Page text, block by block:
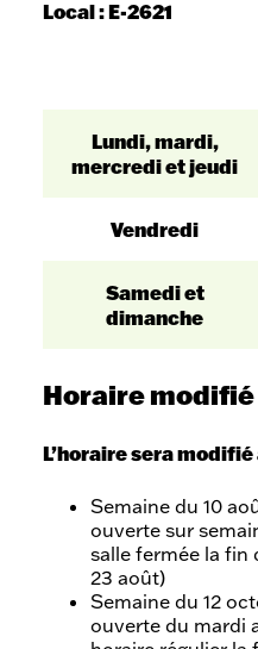
Local : E-2621
Lundi, mardi,
mercredi et jeudi
Vendredi
Samedi et
dimanche
Horaire
L’horaire sera
Semaine du 10
ouverte sur
salle fermée la fin
23 août)
Semaine du 12
ouverte du mardi